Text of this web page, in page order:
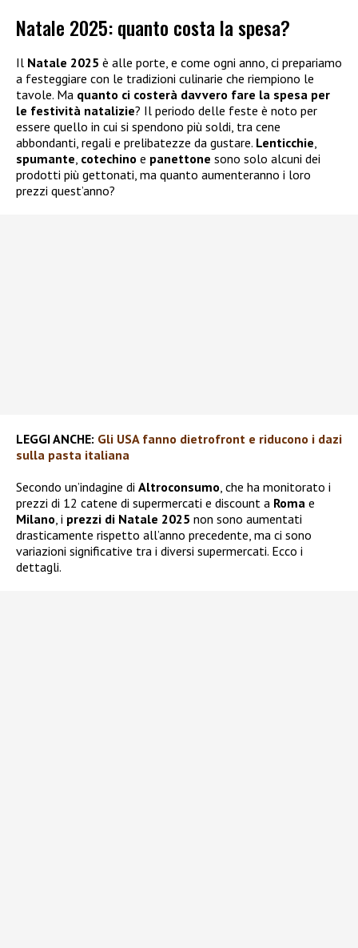
Natale 2025: quanto costa la spesa?
Il Natale 2025 è alle porte, e come ogni anno, ci prepariamo
a festeggiare con le tradizioni culinarie che riempiono le
tavole. Ma quanto ci costerà davvero fare la spesa per
le festività natalizie? Il periodo delle feste è noto per
essere quello in cui si spendono più soldi, tra cene
abbondanti, regali e prelibatezze da gustare. Lenticchie
spumante cotechino e panettone sono solo alcuni dei
prodotti più gettonati, ma quanto aumenteranno i loro
prezzi quest’anno?
LEGGI ANCHE: Gli USA fanno dietrofront e riducono i dazi
sulla pasta italiana
Secondo un’indagine di Altroconsumo , che ha monitorato i
prezzi di 12 catene di supermercati e discount a Roma e
Milano , i prezzi di Natale 2025 non sono aumentati
drasticamente rispetto all’anno precedente, ma ci sono
variazioni significative tra i diversi supermercati. Ecco i
dettagli.